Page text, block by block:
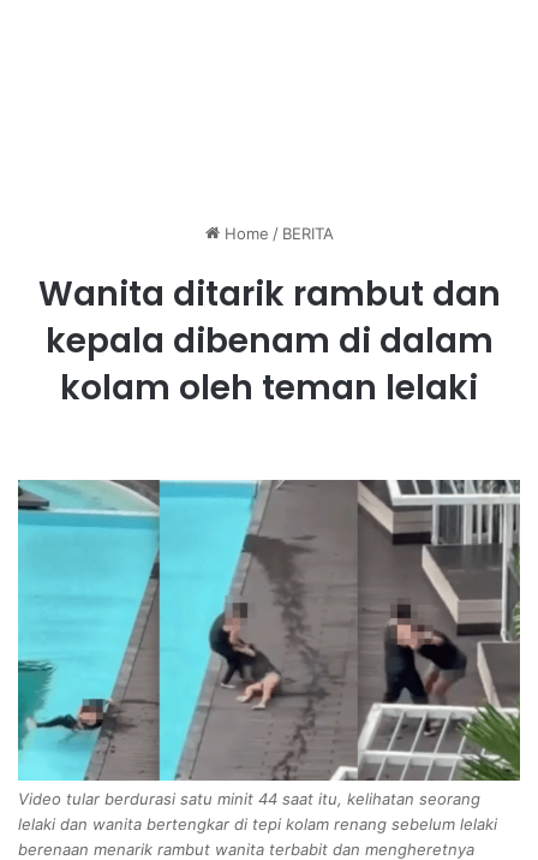
Home / BERITA
Wanita ditarik rambut dan
kepala dibenam di dalam
kolam oleh teman lelaki
Video tular berdurasi satu minit 44 saat itu, kelihatan seorang
lelaki dan wanita bertengkar di tepi kolam renang sebelum lelaki
berenaan menarik rambut wanita terbabit dan mengheretnya